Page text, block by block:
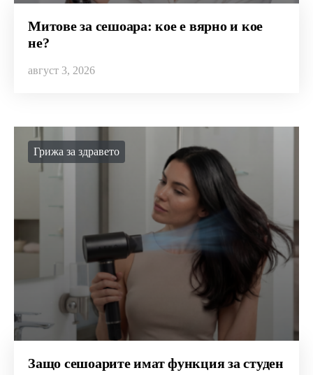
Митове за сешоара: кое е вярно и кое
не?
август 3, 2026
Грижа за здравето
Защо сешоарите имат функция за студен